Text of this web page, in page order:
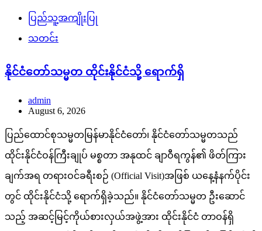
ပြည်သူ့အကျိုးပြု
သတင်း
နိုင်ငံတော်သမ္မတ ထိုင်းနိုင်ငံသို့ ရောက်ရှိ
admin
August 6, 2026
ပြည်ထောင်စုသမ္မတမြန်မာနိုင်ငံတော်၊ နိုင်ငံတော်သမ္မတသည်
ထိုင်းနိုင်ငံဝန်ကြီးချုပ် မစ္စတာ အနုထင် ချာဝီရကွန်၏ ဖိတ်ကြား
ချက်အရ တရားဝင်ခရီးစဉ် (Official Visit)အဖြစ် ယနေ့နံနက်ပိုင်း
တွင် ထိုင်းနိုင်ငံသို့ ရောက်ရှိခဲ့သည်။ နိုင်ငံတော်သမ္မတ ဦးဆောင်
သည့် အဆင့်မြင့်ကိုယ်စားလှယ်အဖွဲ့အား ထိုင်းနိုင်ငံ တာဝန်ရှိ